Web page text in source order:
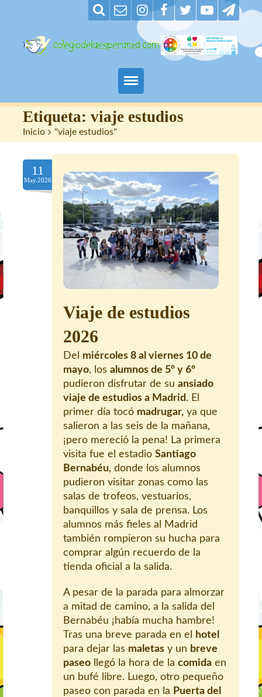
Padres
Alumnos
Maestros
Nuestro centro
Contacto
Etiqueta: viaje estudios
Inicio > "viaje estudios"
11
May.2026
Viaje de estudios
2026
Del miércoles 8 al viernes 10 de
mayo, los alumnos de 5º y 6º
pudieron disfrutar de su ansiado
viaje de estudios a Madrid. El
primer día tocó madrugar, ya que
salieron a las seis de la mañana,
¡pero mereció la pena! La primera
visita fue el estadio Santiago
Bernabéu, donde los alumnos
pudieron visitar zonas como las
salas de trofeos, vestuarios,
banquillos y sala de prensa. Los
alumnos más fieles al Madrid
también rompieron su hucha para
comprar algún recuerdo de la
tienda oficial a la salida.
A pesar de la parada para almorzar
a mitad de camino, a la salida del
Bernabéu ¡había mucha hambre!
Tras una breve parada en el
hotel
para dejar las maletas y un breve
paseo llegó la hora de la comida en
un bufé libre. Luego, otro pequeño
paseo con parada en la Puerta del